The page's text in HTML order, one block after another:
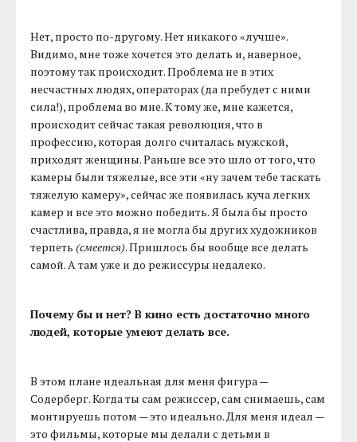
Нет, просто по-другому. Нет никакого «лучше».
Видимо, мне тоже хочется это делать и, наверное,
поэтому так происходит. Проблема не в этих
несчастных людях, операторах (да пребудет с ними
сила!), проблема во мне. К тому же, мне кажется,
происходит сейчас такая революция, что в
профессию, которая долго считалась мужской,
приходят женщины. Раньше все это шло от того, что
камеры были тяжелые, все эти «ну зачем тебе таскать
тяжелую камеру», сейчас же появилась куча легких
камер и все это можно победить. Я была бы просто
счастлива, правда, я не могла бы других художников
терпеть(смеется). Пришлось бы вообще все делать
самой. А там уже и до режиссуры недалеко.
Почему бы и нет? В кино есть достаточно много
людей, которые умеют делать все.
В этом плане идеальная для меня фигура —
Содерберг. Когда ты сам режиссер, сам снимаешь, сам
монтируешь потом — это идеально. Для меня идеал —
это фильмы, которые мы делали с детьми в